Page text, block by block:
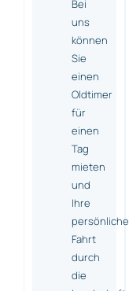
Bei
uns
können
Sie
einen
Oldtimer
für
einen
Tag
mieten
und
Ihre
persönliche
Fahrt
durch
die